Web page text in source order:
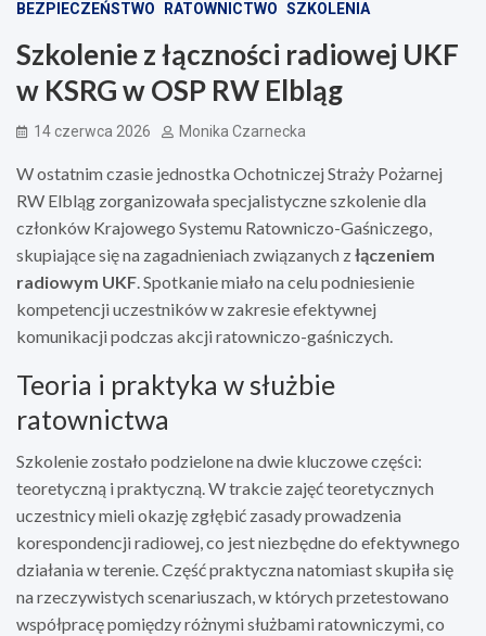
BEZPIECZEŃSTWO RATOWNICTWO SZKOLENIA
Szkolenie z łączności radiowej UKF
w KSRG w OSP RW Elbląg
14 czerwca 2026 Monika Czarnecka
W ostatnim czasie jednostka Ochotniczej Straży Pożarnej
RW Elbląg zorganizowała specjalistyczne szkolenie dla
członków Krajowego Systemu Ratowniczo-Gaśniczego,
skupiające się na zagadnieniach związanych złączeniem
radiowym UKF. Spotkanie miało na celu podniesienie
kompetencji uczestników w zakresie efektywnej
komunikacji podczas akcji ratowniczo-gaśniczych.
Teoria i praktyka w służbie
ratownictwa
Szkolenie zostało podzielone na dwie kluczowe części:
teoretyczną i praktyczną. W trakcie zajęć teoretycznych
uczestnicy mieli okazję zgłębić zasady prowadzenia
korespondencji radiowej, co jest niezbędne do efektywnego
działania w terenie. Część praktyczna natomiast skupiła się
na rzeczywistych scenariuszach, w których przetestowano
współpracę pomiędzy różnymi służbami ratowniczymi, co